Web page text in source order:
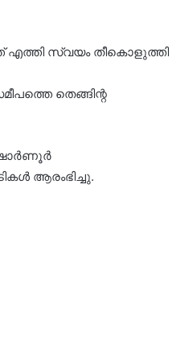
എത്തി സ്വയം തീകൊളുത്തി
തെങ്ങിന്റ
ഷൊര്‍ണൂര്‍
ആരംഭിച്ചു.